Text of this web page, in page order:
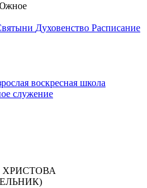
Духовенство Расписание
воскресная школа
служение